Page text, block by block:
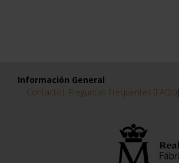
Información General
Contacto | Preguntas Frequentes (FAQs)|